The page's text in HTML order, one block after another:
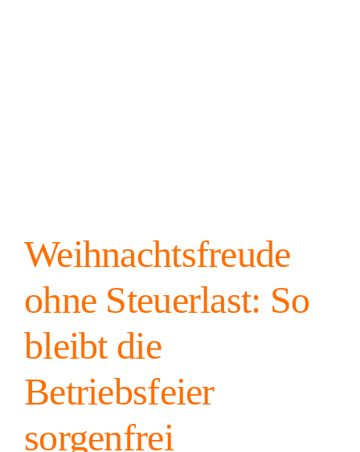
Weihnachtsfreude
ohne Steuerlast: So
bleibt die
Betriebsfeier
sorgenfrei